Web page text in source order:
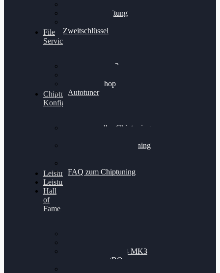
Felgenaufbereitung
Zweitschlüssel
File
Service
Alientech Kess3
Alientech Shop
Autotuner
Chiptuning
Konfigurator
Professionelles Chiptuning
Professionelles Chiptuning
FAQ zum Chiptuning
Leistungsmessung
Leistungsprüfstand
Hall
of
Fame
Nissan GT-R35 3.8 MK3
V6 TWINTURBO